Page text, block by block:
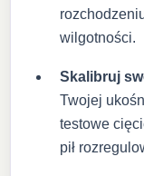
wilgotności.
Skalibruj
Twojej
testowe
pił